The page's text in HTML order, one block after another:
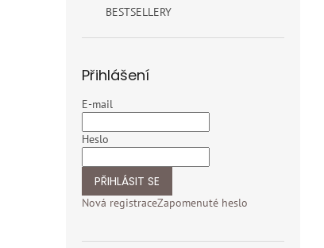
BESTSELLERY
Přihlášení
E-mail
Heslo
PŘIHLÁSIT SE
Nová registraceZapomenuté heslo